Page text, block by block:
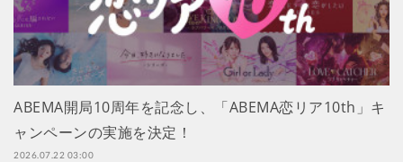
ABEMA開局10周年を記念し、「ABEMA恋リア10th」キ
ャンペーンの実施を決定！
2026.07.22 03:00